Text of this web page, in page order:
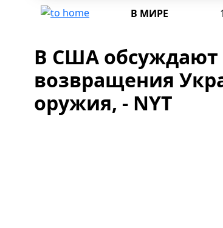
В МИРЕ
В США обсуждают
возвращения
оружия, - NYT